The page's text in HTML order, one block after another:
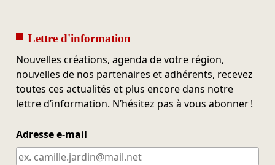
Lettre d'information
Nouvelles créations, agenda de votre région,
nouvelles de nos partenaires et adhérents, recevez
toutes ces actualités et plus encore dans notre
lettre d’information. N’hésitez pas à vous abonner !
Adresse e-mail